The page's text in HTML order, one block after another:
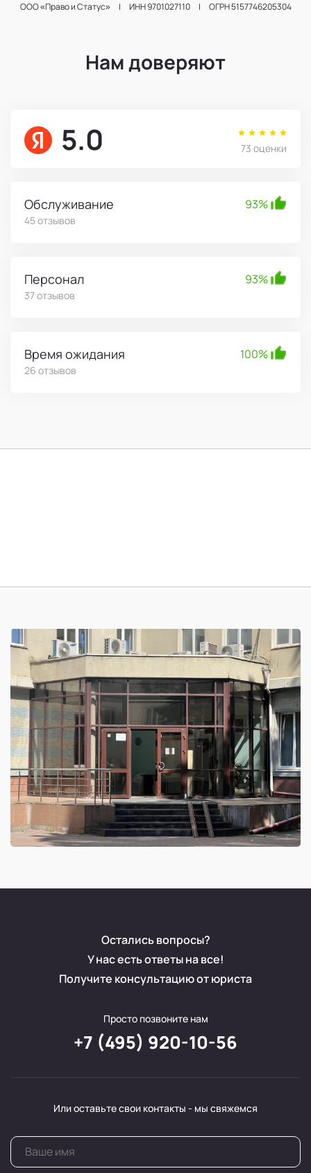
ООО «Право и Статус» | ИНН 9701027110 | ОГРН 5157746205304
Нам доверяют
73 оценки
5.0
Обслуживание 93%
45 отзывов
Персонал 93%
37 отзывов
Время ожидания 100%
26 отзывов
Остались вопросы?
У нас есть ответы на все!
Получите консультацию от юриста
Просто позвоните нам
+7 (495) 920-10-56
Или оставьте свои контакты - мы свяжемся